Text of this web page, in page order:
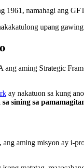
1961, namahagi ang
upang
aming Strategic
ay nakatuon sa kung
sining sa
aming misyon ay i-